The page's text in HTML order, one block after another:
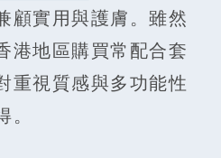
顧實用與護膚。雖然
港地區購買常配合套
重視質感與多功能性